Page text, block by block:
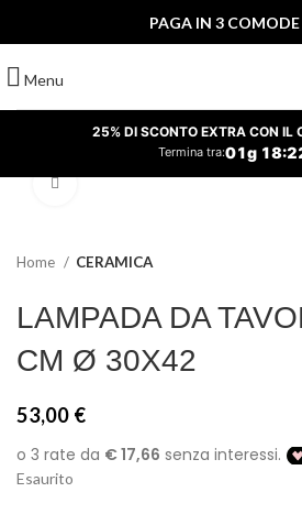
PAGA IN 3 COMODE
Menu
25% DI SCONTO EXTRA CON IL
Termina tra:01g 18:
Home CERAMICA
LAMPADA DA
CM Ø 30X42
53,00 €
Esaurito